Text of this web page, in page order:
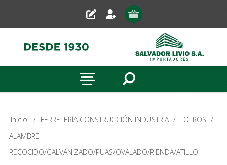
Inicio / FERRETERÍA CONSTRUCCIÓN INDUSTRIA / OTROS /
ALAMBRE
RECOCIDO/GALVANIZADO/PUAS/OVALADO/RIENDA/ATILLO